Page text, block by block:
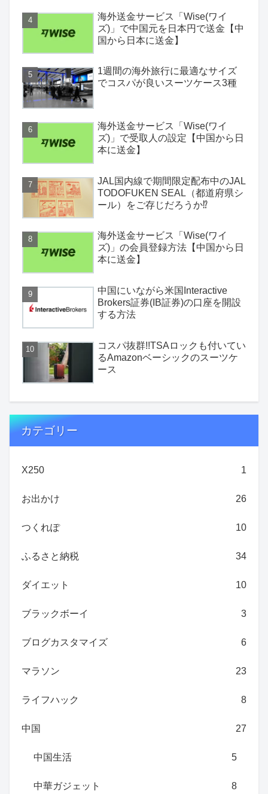
海外送金サービス「Wise(ワイ
ズ)」で中国元を日本円で送金【中
国から日本に送金】
1週間の海外旅行に最適なサイズ
でコスパが良いスーツケース3種
海外送金サービス「Wise(ワイ
ズ)」で受取人の設定【中国から日
本に送金】
JAL国内線で期間限定配布中のJAL
TODOFUKEN SEAL（都道府県シ
ール）をご存じだろうか⁉
海外送金サービス「Wise(ワイ
ズ)」の会員登録方法【中国から日
本に送金】
中国にいながら米国Interactive
Brokers証券(IB証券)の口座を開設
する方法
コスパ抜群!!TSAロックも付いてい
るAmazonベーシックのスーツケ
ース
カテゴリー
X250 1
お出かけ 26
つくれぽ 10
ふるさと納税 34
ダイエット 10
ブラックボーイ 3
ブログカスタマイズ 6
マラソン 23
ライフハック 8
中国 27
中国生活 5
中華ガジェット 8